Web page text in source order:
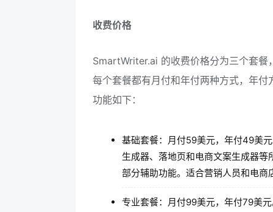
收费价格
SmartWriter.ai 的收费价格分为三个套餐
每个套餐都有月付和年付两种方式，年
功能如下：
基础套餐：月付59美元，年付49美
生成器、落地页和电商文案生成器
部分辅助功能。适合营销人员和电商
专业套餐：月付99美元，年付79美